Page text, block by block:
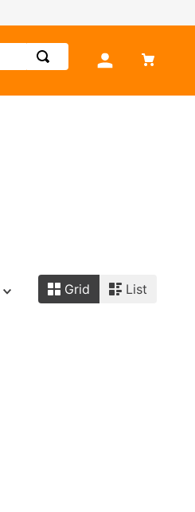
Grid List